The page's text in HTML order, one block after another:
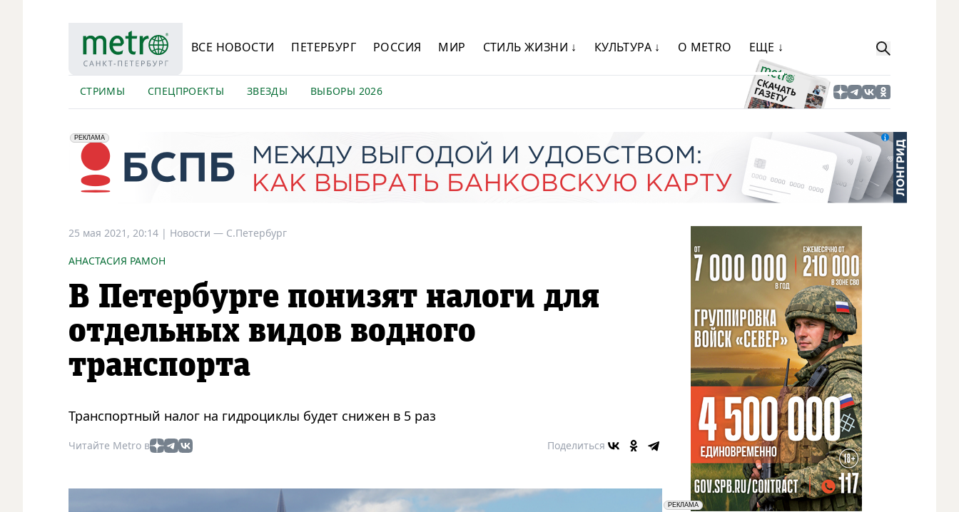
ВСЕ НОВОСТИ ПЕТЕРБУРГ РОССИЯ МИР СТИЛЬ ЖИЗНИ ↓ КУЛЬТУРА ↓ О METRO ЕЩЕ ↓
СТРИМЫ СПЕЦПРОЕКТЫ ЗВЕЗДЫ ВЫБОРЫ 2026
erid: 2VfnxyFybV5
РЕКЛАМА
ПАО "Банк "Санкт-Петербург", ИНН: 7831000027
25 мая 2021, 20:14 | Новости — С.Петербург
АНАСТАСИЯ РАМОН
В Петербурге понизят налоги для
отдельных видов водного
транспорта
Транспортный налог на гидроциклы будет снижен в 5 раз
Читайте Metro в Поделиться
РЕКЛАМА